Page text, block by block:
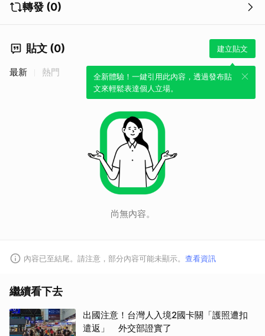
轉發 (0)
貼文 (0) 建立貼文
全新體驗！一鍵引用此內容，透過發布貼
文來輕鬆表達個人立場。
最新 熱門
尚無內容。
內容已至結尾。請注意，部分內容可能未顯示。 查看資訊
繼續看下去
出國注意！台灣人入境2國卡關「護照遭扣
遣返」 外交部證實了